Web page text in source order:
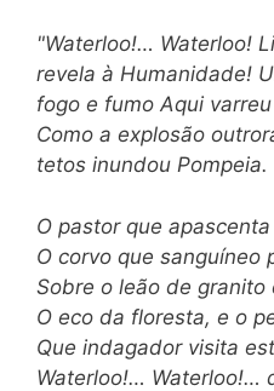
"Waterloo!… Waterloo!
revela à Humanidade!
fogo e fumo Aqui
Como a explosão
tetos inundou Pompeia.
O pastor que
O corvo que sanguíneo
Sobre o leão de granito
O eco da floresta, e o
Que indagador visita
Waterloo!… Waterloo!…